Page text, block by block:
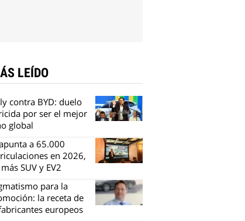
LEÍDO
contra BYD: duelo
por ser el mejor
global
a 65.000
en 2026,
SUV y EV2
para la
la receta de
europeos